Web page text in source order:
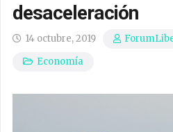
desaceleración
14 octubre, 2019
Economía